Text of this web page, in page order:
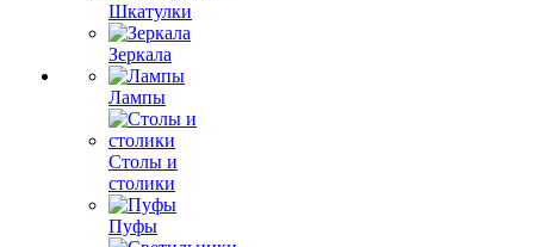
Шкатулки
Зеркала
Лампы
Столы и
столики
Пуфы